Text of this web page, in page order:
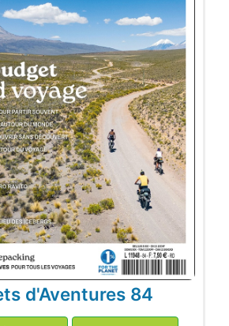
d'Aventures 84